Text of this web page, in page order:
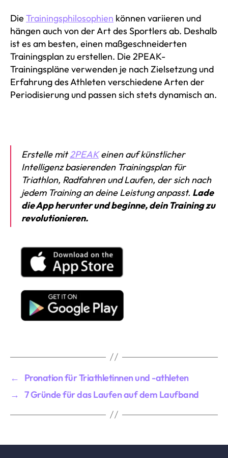
Die Trainingsphilosophien können variieren und
hängen auch von der Art des Sportlers ab. Deshalb
ist es am besten, einen maßgeschneiderten
Trainingsplan zu erstellen. Die 2PEAK-
Trainingspläne verwenden je nach Zielsetzung und
Erfahrung des Athleten verschiedene Arten der
Periodisierung und passen sich stets dynamisch an.
Erstelle mit2PEAKeinen auf künstlicher
Intelligenz basierenden Trainingsplan für
Triathlon, Radfahren und Laufen, der sich nach
jedem Training an deine Leistung anpasst. Lade
die App herunter und beginne, dein Training zu
revolutionieren.
←
Pronation für Triathletinnen und -athleten
→ 7 Gründe für das Laufen auf dem Laufband